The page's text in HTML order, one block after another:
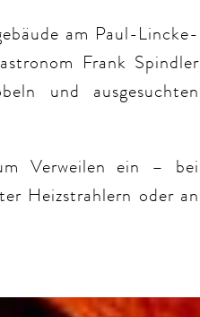
am Paul-Lincke-
Frank Spindler
und ausgesuchten
Verweilen ein – bei
Heizstrahlern oder an